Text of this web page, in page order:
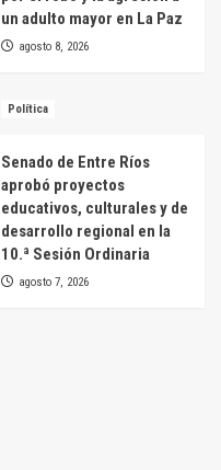
un adulto mayor en La Paz
agosto 8, 2026
Política
Senado de Entre Ríos
aprobó proyectos
educativos, culturales y de
desarrollo regional en la
10.ª Sesión Ordinaria
agosto 7, 2026